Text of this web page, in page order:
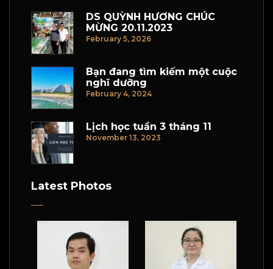
DS QUỲNH HƯƠNG CHÚC
MỪNG 20.11.2023
February 5, 2026
Bạn đang tìm kiếm một cuộc
nghĩ dưỡng
February 4, 2024
Lịch học tuần 3 tháng 11
November 13, 2023
Latest Photos